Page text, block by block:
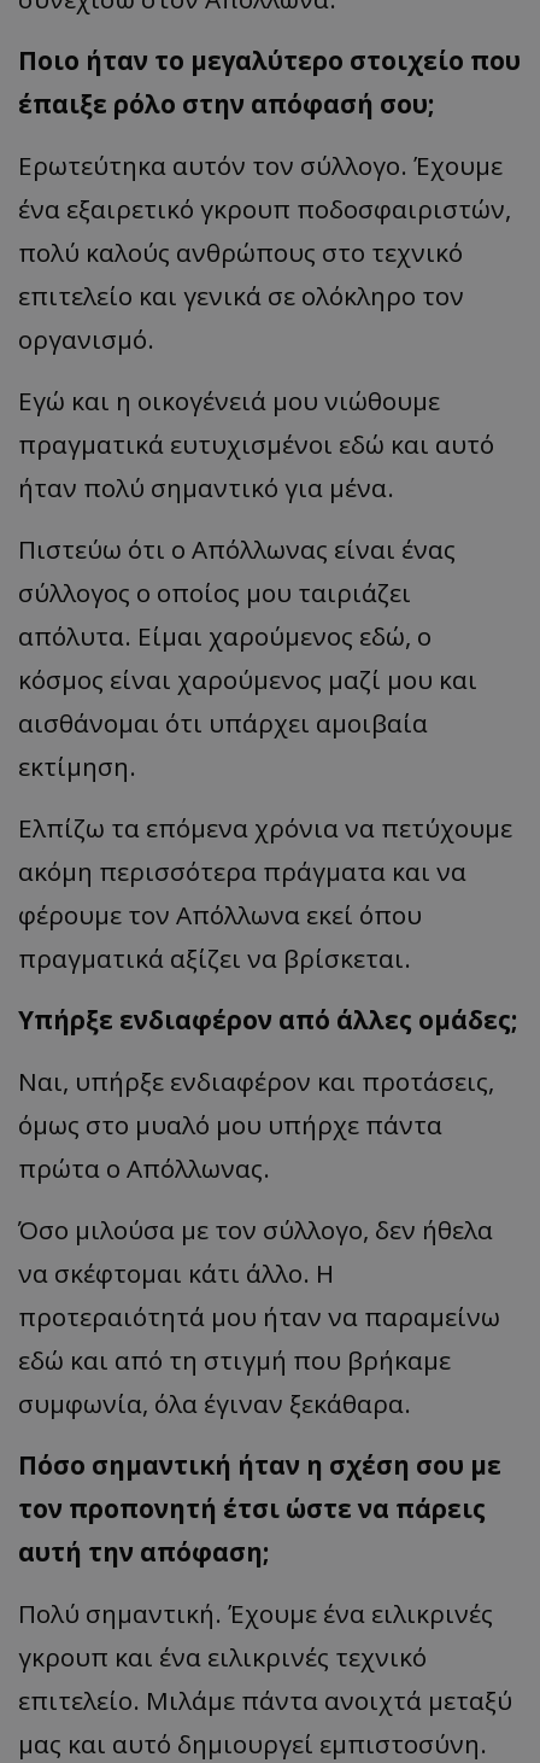
Ποιο ήταν το μεγαλύτερο στοιχείο που
έπαιξε ρόλο στην απόφασή σου;
Ερωτεύτηκα αυτόν τον σύλλογο. Έχουμε
ένα εξαιρετικό γκρουπ ποδοσφαιριστών,
πολύ καλούς ανθρώπους στο τεχνικό
επιτελείο και γενικά σε ολόκληρο τον
οργανισμό.
Εγώ και η οικογένειά μου νιώθουμε
πραγματικά ευτυχισμένοι εδώ και αυτό
ήταν πολύ σημαντικό για μένα.
Πιστεύω ότι ο Απόλλωνας είναι ένας
σύλλογος ο οποίος μου ταιριάζει
απόλυτα. Είμαι χαρούμενος εδώ, ο
κόσμος είναι χαρούμενος μαζί μου και
αισθάνομαι ότι υπάρχει αμοιβαία
εκτίμηση.
Ελπίζω τα επόμενα χρόνια να πετύχουμε
ακόμη περισσότερα πράγματα και να
φέρουμε τον Απόλλωνα εκεί όπου
πραγματικά αξίζει να βρίσκεται.
Υπήρξε ενδιαφέρον από άλλες ομάδες;
Ναι, υπήρξε ενδιαφέρον και προτάσεις,
όμως στο μυαλό μου υπήρχε πάντα
πρώτα ο Απόλλωνας.
Όσο μιλούσα με τον σύλλογο, δεν ήθελα
να σκέφτομαι κάτι άλλο. Η
προτεραιότητά μου ήταν να παραμείνω
εδώ και από τη στιγμή που βρήκαμε
συμφωνία, όλα έγιναν ξεκάθαρα.
Πόσο σημαντική ήταν η σχέση σου με
τον προπονητή έτσι ώστε να πάρεις
αυτή την απόφαση;
Πολύ σημαντική. Έχουμε ένα ειλικρινές
γκρουπ και ένα ειλικρινές τεχνικό
επιτελείο. Μιλάμε πάντα ανοιχτά μεταξύ
μας και αυτό δημιουργεί εμπιστοσύνη.